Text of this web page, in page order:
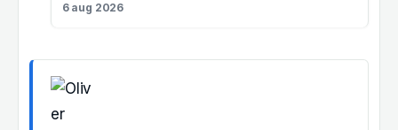
6 aug 2026